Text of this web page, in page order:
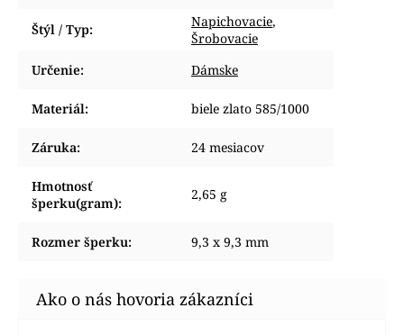
Štýl / Typ: Napichovacie,
Šrobovacie
Určenie: Dámske
Materiál: biele zlato 585/1000
Záruka: 24 mesiacov
Hmotnosť
šperku(gram):
2,65 g
Rozmer šperku: 9,3 x 9,3 mm